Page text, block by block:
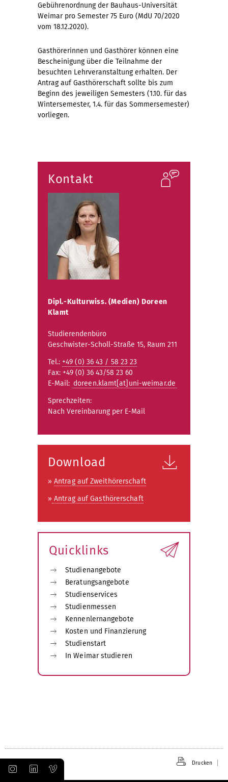
Gebührenordnung der Bauhaus-Universität
Weimar pro Semester 75 Euro (MdU 70/2020
vom 18.12.2020).
Gasthörerinnen und Gasthörer können eine
Bescheinigung über die Teilnahme der
besuchten Lehrveranstaltung erhalten. Der
Antrag auf Gasthörerschaft sollte bis zum
Beginn des jeweiligen Semesters (1.10. für das
Wintersemester, 1.4. für das Sommersemester)
vorliegen.
Kontakt
Dipl.-Kulturwiss. (Medien) Doreen
Klamt
Studierendenbüro
Geschwister-Scholl-Straße 15, Raum 211
Tel.: +49 (0) 36 43 / 58 23 23
Fax: +49 (0) 36 43/58 23 60
E-Mail: doreen.klamt[at]uni-weimar.de
Sprechzeiten:
Nach Vereinbarung per E-Mail
Download
» Antrag auf Zweithörerschaft
» Antrag auf Gasthörerschaft
Quicklinks
Studienangebote
Beratungsangebote
Studienservices
Studienmessen
Kennenlernangebote
Kosten und Finanzierung
Studienstart
In Weimar studieren
Drucken